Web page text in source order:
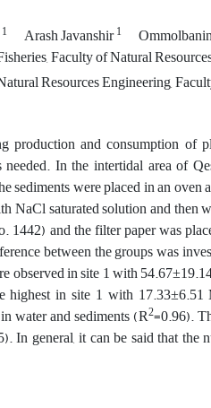
1 Arash Javanshir1
Faculty of Natural
Resources Engineering,
production and consumption of
needed. In the intertidal area of
sediments were placed in an oven
NaCl saturated solution and then
1442) and the filter paper was
between the groups was
observed in site 1 with
highest in site 1 with
water and sediments (R2=0.96).
In general, it can be said that